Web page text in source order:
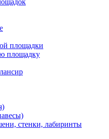
площадки
площадку
стенки, лабиринты